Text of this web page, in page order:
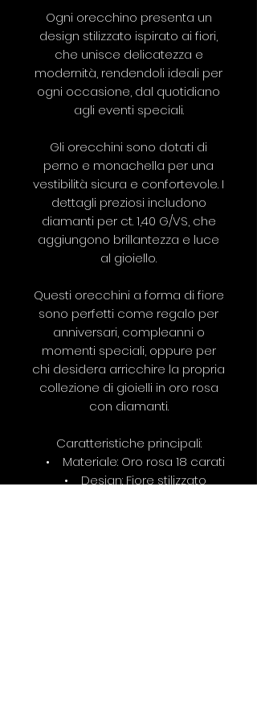
Ogni orecchino presenta un
design stilizzato ispirato ai fiori,
che unisce delicatezza e
modernità, rendendoli ideali per
ogni occasione, dal quotidiano
agli eventi speciali.
Gli orecchini sono dotati di
perno e monachella per una
vestibilità sicura e confortevole. I
dettagli preziosi includono
diamanti per ct. 1,40 G/VS, che
aggiungono brillantezza e luce
al gioiello.
Questi orecchini a forma di fiore
sono perfetti come regalo per
anniversari, compleanni o
momenti speciali, oppure per
chi desidera arricchire la propria
collezione di gioielli in oro rosa
con diamanti.
Caratteristiche principali:
• Materiale: Oro rosa 18 carati
• Design: Fiore stilizzato